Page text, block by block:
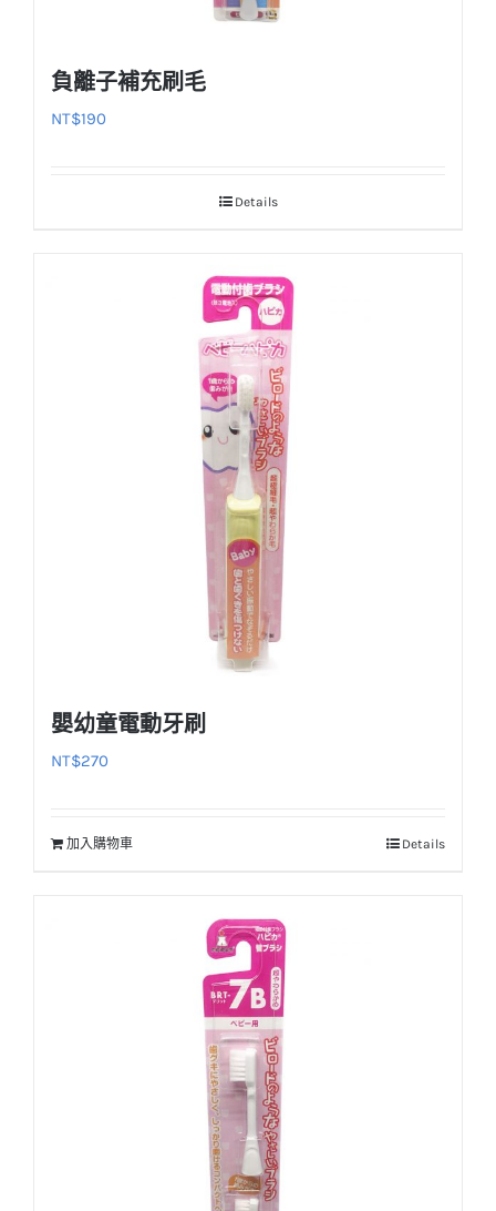
負離子補充刷毛
NT$190
Details
嬰幼童電動牙刷
NT$270
加入購物車 Details